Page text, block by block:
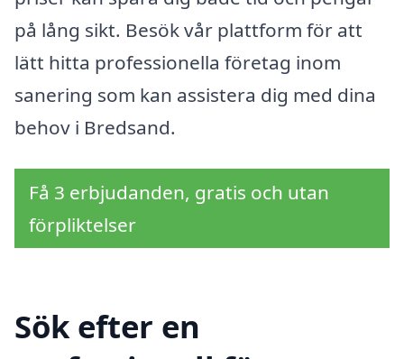
på lång sikt. Besök vår plattform för att
lätt hitta professionella företag inom
sanering som kan assistera dig med dina
behov i Bredsand.
Få 3 erbjudanden, gratis och utan
förpliktelser
Sök efter en